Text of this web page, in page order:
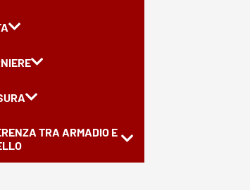
TRA ARMADIO E